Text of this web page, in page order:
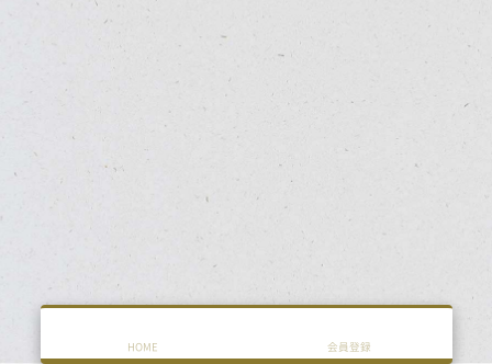
HOME 会員登録